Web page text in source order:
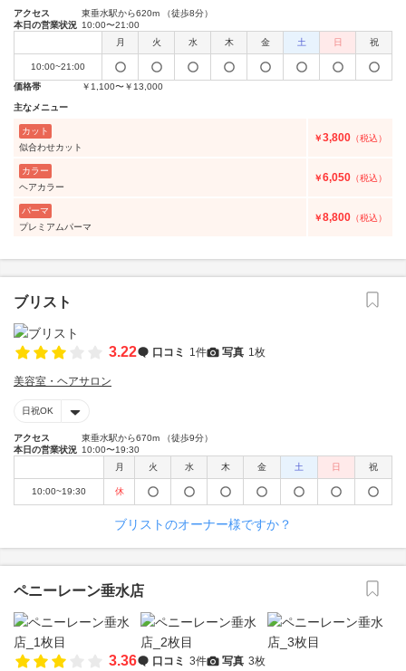
アクセス
東垂水駅から620m （徒歩8分）
本日の営業状況 10:00〜21:00
月
火 水 木 金 土 日 祝
10:00~21:00
価格帯
￥1,100〜￥13,000
主なメニュー
カット
似合わせカット
￥3,800 （税込）
カラー
ヘアカラー
￥6,050 （税込）
パーマ
プレミアムパーマ
￥8,800 （税込）
ブリスト
3.22 口コミ 1件 写真 1枚
美容室・ヘアサロン
日祝OK
アクセス
東垂水駅から670m （徒歩9分）
本日の営業状況 10:00〜19:30
月
火 水 木 金 土 日 祝
10:00~19:30 休
ブリストのオーナー様ですか？
ペニーレーン垂水店
3.36 口コミ 3件 写真 3枚